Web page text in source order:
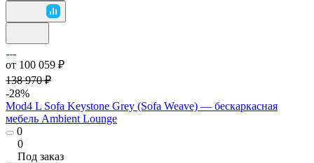
от 100 059 ₽
138 970 ₽
-28%
Mod4 L Sofa Keystone Grey (Sofa Weave) — бескаркасная
мебель Ambient Lounge
0
0
Под заказ